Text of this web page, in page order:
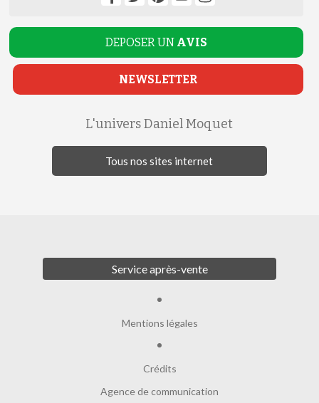
DEPOSER UN AVIS
NEWSLETTER
L'univers Daniel Moquet
Tous nos sites internet
Service après-vente
Mentions légales
Crédits
Agence de communication